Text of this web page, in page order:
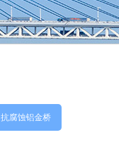
抗腐蚀铝金桥